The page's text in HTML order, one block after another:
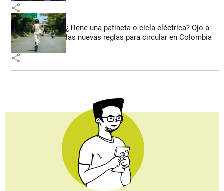
share
¿Tiene una patineta o cicla eléctrica? Ojo a
las nuevas reglas para circular en Colombia
share